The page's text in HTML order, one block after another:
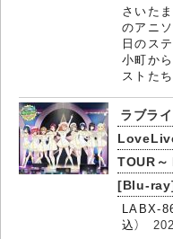
さいた
のアニ
日のス
小町か
ストた
ラブラ
TOUR～
[Blu-
LABX-
込）